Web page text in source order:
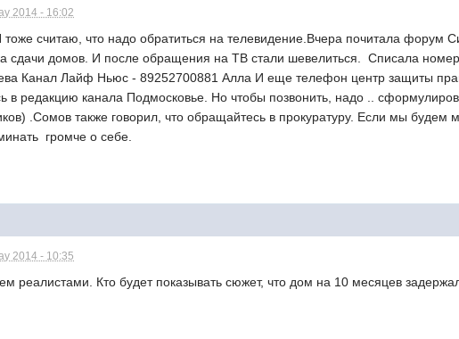
2014 - 16:02
считаю, что надо обратиться на телевидение.Вчера почитала
сдачи домов. И после обращения на ТВ стали шевелиться. Списала
Канал Лайф Ньюс - 89252700881 Алла И еще телефон центр защиты
в редакцию канала Подмосковье. Но чтобы позвонить, надо ..
.Сомов также говорил, что обращайтесь в прокуратуру. Если мы будем
громче о себе.
2014 - 10:35
реалистами. Кто будет показывать сюжет, что дом на 10 месяцев